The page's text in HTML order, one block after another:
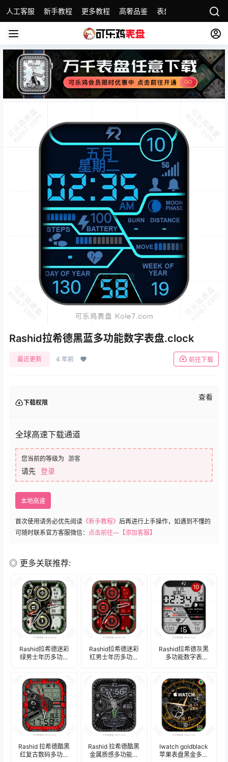
人工客服 新手教程 更多教程 高奢品鉴 表盘精选 名表故事
Rashid拉希德黑蓝多功能数字表盘.clock
最近更新 4 年前 前往下载
下载权限
查看
全球高速下载通道
您当前的等级为 游客
请先 登录
本地高速
首次使用请务必优先阅读 《新手教程》 后再进行上手操作，如遇到不懂的
可随时联系官方客服微信： 点击前往—【添加客服】
◎ 更多关联推荐:
Rashid拉希德迷彩
绿男士年历多功能
Rashid拉希德迷彩
红男士年历多功能
Rashid拉希德灰黑
多功能数字表
Rashid 拉希德酷黑
红复古数码多功能
Rashid 拉希德酷黑
金属质感多功能数
Iwatch goldblack
苹果表盘黑金多功